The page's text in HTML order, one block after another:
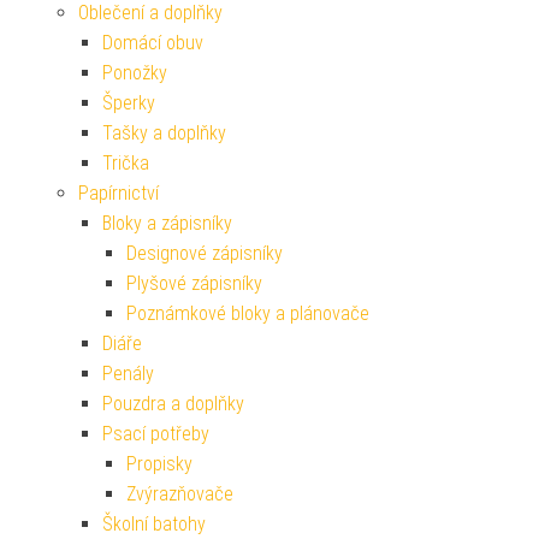
Oblečení a doplňky
Domácí obuv
Ponožky
Šperky
Tašky a doplňky
Trička
Papírnictví
Bloky a zápisníky
Designové zápisníky
Plyšové zápisníky
Poznámkové bloky a plánovače
Diáře
Penály
Pouzdra a doplňky
Psací potřeby
Propisky
Zvýrazňovače
Školní batohy